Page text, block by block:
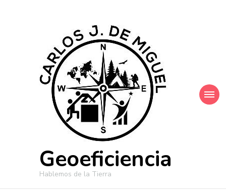
Geoeficiencia
Hablemos de la Tierra